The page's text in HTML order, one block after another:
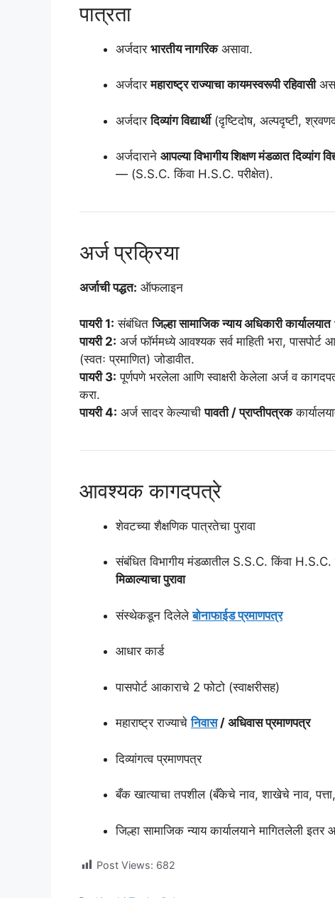
पात्रता
अर्जदार भारतीय नागरिकअसावा.
अर्जदारमहाराष्ट्र राज्याचा कायमस्वरूपी रहिवासी
अर्जदारदिव्यांग विद्यार्थी(दृष्टिदोष, अल्पदृष्टी,
अर्जदाराने आपल्या विभागीय शिक्षण मंडळात दिव्यांग
— (S.S.C. किंवा H.S.C. परीक्षेत).
अर्ज प्रक्रिया
अर्जाची पद्धत: ऑफलाइन
पायरी 1: संबंधितजिल्हा सामाजिक न्याय अधिकारी कार्यालयात
पायरी 2: अर्ज फॉर्ममध्ये आवश्यक सर्व माहिती भरा,
(स्वतः प्रमाणित) जोडावीत.
पायरी 3: पूर्णपणे भरलेला आणि स्वाक्षरी केलेला अर्ज व
करा.
पायरी 4: अर्ज सादर केल्याचीपावती / प्राप्तीपत्रक
आवश्यक कागदपत्रे
शेवटच्या शैक्षणिक पात्रतेचा पुरावा
संबंधित विभागीय मंडळातील S.S.C. किंवा H.S.C.
मिळाल्याचा पुरावा
संस्थेकडून दिलेलेबोनाफाईड प्रमाणपत्र
आधार कार्ड
पासपोर्ट आकाराचे 2 फोटो (स्वाक्षरीसह)
महाराष्ट्र राज्याचेनिवास/ अधिवास प्रमाणपत्र
दिव्यांगत्व प्रमाणपत्र
बँक खात्याचा तपशील (बँकेचे नाव, शाखेचे नाव,
जिल्हा सामाजिक न्याय कार्यालयाने मागितलेली
Post Views: 682